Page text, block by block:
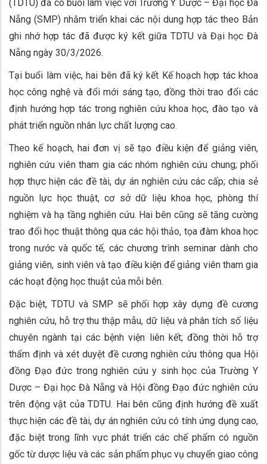
(TDTU) đã có buổi làm việc với Trường Y Dược – Đại học Đà
Nẵng (SMP) nhằm triển khai các nội dung hợp tác theo Bản
ghi nhớ hợp tác đã được ký kết giữa TDTU và Đại học Đà
Nẵng ngày 30/3/2026.
Tại buổi làm việc, hai bên đã ký kết Kế hoạch hợp tác khoa
học công nghệ và đổi mới sáng tạo, đồng thời trao đổi các
định hướng hợp tác trong nghiên cứu khoa học, đào tạo và
phát triển nguồn nhân lực chất lượng cao.
Theo kế hoạch, hai đơn vị sẽ tạo điều kiện để giảng viên,
nghiên cứu viên tham gia các nhóm nghiên cứu chung; phối
hợp thực hiện các đề tài, dự án nghiên cứu các cấp; chia sẻ
nguồn lực học thuật, cơ sở dữ liệu khoa học, phòng thí
nghiệm và hạ tầng nghiên cứu. Hai bên cũng sẽ tăng cường
trao đổi học thuật thông qua các hội thảo, tọa đàm khoa học
trong nước và quốc tế, các chương trình seminar dành cho
giảng viên, sinh viên và tạo điều kiện để giảng viên tham gia
các hoạt động học thuật của mỗi bên.
Đặc biệt, TDTU và SMP sẽ phối hợp xây dựng đề cương
nghiên cứu, hỗ trợ thu thập mẫu, dữ liệu và phân tích số liệu
chuyên ngành tại các bệnh viện liên kết; đồng thời hỗ trợ
thẩm định và xét duyệt đề cương nghiên cứu thông qua Hội
đồng Đạo đức trong nghiên cứu y sinh học của Trường Y
Dược – Đại học Đà Nẵng và Hội đồng Đạo đức nghiên cứu
trên động vật của TDTU. Hai bên cũng định hướng đề xuất
thực hiện các đề tài, dự án nghiên cứu có tính ứng dụng cao,
đặc biệt trong lĩnh vực phát triển các chế phẩm có nguồn
gốc từ dược liệu và các sản phẩm phục vụ chuyển giao công